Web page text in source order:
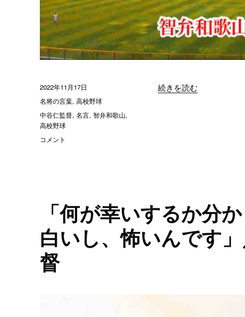
“「自分のやりたい練習
続きを読む
投
稿
日:
2022年11月17日
カ
テ
ゴ
リ
ー
名将の言葉,高校野球
タ
グ
中谷仁監督,名言,智弁和歌山,
高校野球
「自
が
わ
か
ら
な
コメント
「何が幸いするか分
白いし、怖いんです
督